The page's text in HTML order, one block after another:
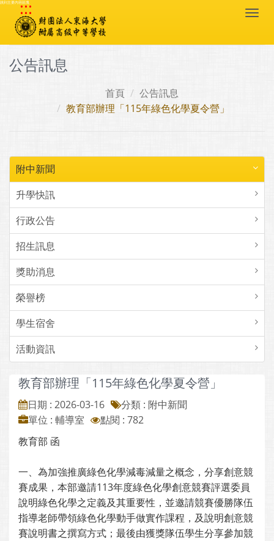
跳到主要內容區塊
:::
公告訊息
首頁
公告訊息
教育部辦理「115年綠色化學夏令營」
附中新聞
升學快訊
行政公告
招生訊息
獎助消息
榮譽榜
學生宿舍
活動資訊
教育部辦理「115年綠色化學夏令營」
日期 : 2026-03-16
分類 : 附中新聞
單位 : 輔導室
點閱 : 782
教育部 函
一、為加強推廣綠色化學減毒減量之概念，分享創意競
賽成果，本部邀請113年度綠色化學創意競賽評選委員
說明綠色化學之定義及其重要性，並邀請競賽優勝隊伍
指導老師帶領綠色化學動手做實作課程，及說明創意競
賽說明書之撰寫方式；最後由獲獎隊伍學生分享參加競